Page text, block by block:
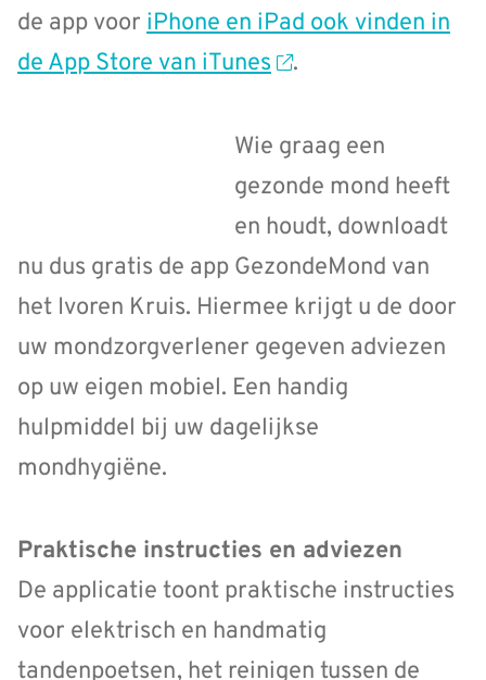
de app voor iPhone en iPad ook vinden in
de App Store van iTunes
.
Wie graag een
gezonde mond heeft
en houdt, downloadt
nu dus gratis de app GezondeMond van
het Ivoren Kruis. Hiermee krijgt u de door
uw mondzorgverlener gegeven adviezen
op uw eigen mobiel. Een handig
hulpmiddel bij uw dagelijkse
mondhygiëne.
Praktische instructies en adviezen
De applicatie toont praktische instructies
voor elektrisch en handmatig
tandenpoetsen, het reinigen tussen de